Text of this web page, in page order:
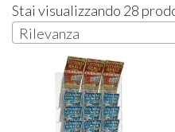
Stai visualizzando 28
Rilevanza